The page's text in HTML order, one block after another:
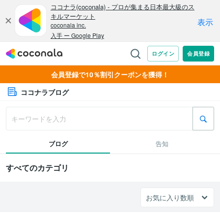
会員登録で10％割引クーポンを獲得！
ココナラブログ
ブログ 告知
すべてのカテゴリ